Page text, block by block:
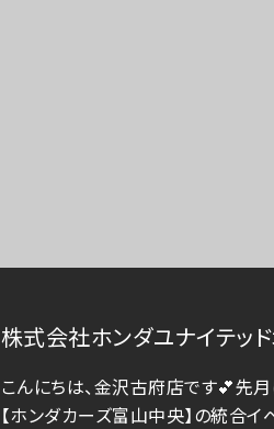
株式会社ホンダユナイテッ
こんにちは、金沢古府店です💕先
【ホンダカーズ富山中央】の統合イ